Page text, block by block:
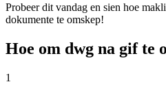
Probeer dit vandag en sien hoe
dokumente te omskep!
Hoe om dwg na gif te
1